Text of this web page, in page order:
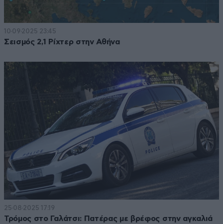
10·09·2025 23:45
Σεισμός 2,1 Ρίχτερ στην Αθήνα
25·08·2025 17:19
Τρόμος στο Γαλάτσι: Πατέρας με βρέφος στην αγκαλιά